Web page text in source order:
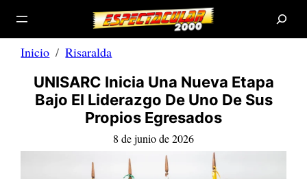
Saltar
contenido
a
Inicio Risaralda
UNISARC Inicia Una Nueva Etapa
Bajo El Liderazgo De Uno De Sus
Propios Egresados
8 de junio de 2026